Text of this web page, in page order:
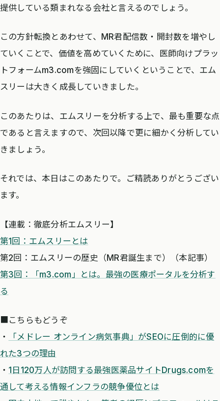
提供している類まれなる会社と言えるのでしょう。
この方針転換とあわせて、MR君配信数・開封数を増やし
ていくことで、価値を高めていくために、医師向けプラッ
トフォームm3.comを強固にしていくということで、エム
スリーは大きく成長していきました。
このあたりは、エムスリーを分析する上で、最も重要な点
であると言えますので、次回以降で更に細かく分析してい
きましょう。
それでは、本日はこのあたりで。ご精読ありがとうござい
ます。
【連載：徹底分析エムスリー】
第1回：エムスリーとは
第2回：エムスリーの歴史（MR君誕生まで）（本記事）
第3回：「m3.com」とは。最強の医療ポータルを分析す
る
■こちらもどうぞ
・
「メドレー オンライン病気事典」がSEOに圧倒的に優
れた3つの理由
・ 1日120万人が訪問する最強医薬品サイトDrugs.comを
通して考える情報インフラの競争優位とは